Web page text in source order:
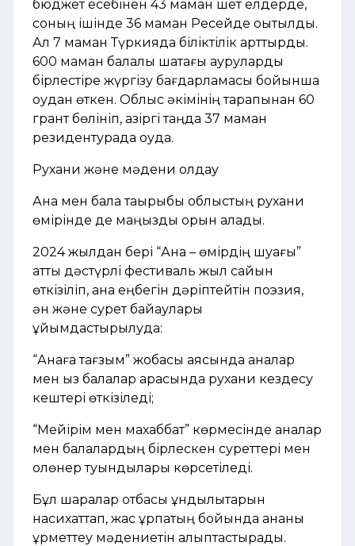
бюджет есебінен 43 маман шет елдерде,
соның ішінде 36 маман Ресейде оқытылды.
Ал 7 маман Түркияда біліктілік арттырды.
600 маман балалық шақтағы ауруларды
бірлестіре жүргізу бағдарламасы бойынша
оқудан өткен. Облыс әкімінің тарапынан 60
грант бөлініп, қазіргі таңда 37 маман
резидентурада оқуда.
Рухани және мәдени қолдау
Ана мен бала тақырыбы облыстың рухани
өмірінде де маңызды орын алады.
2024 жылдан бері “Ана – өмірдің шуағы”
атты дәстүрлі фестиваль жыл сайын
өткізіліп, ана еңбегін дәріптейтін поэзия,
ән және сурет байқаулары
ұйымдастырылуда:
“Анаға тағзым” жобасы аясында аналар
мен қыз балалар арасында рухани кездесу
кештері өткізіледі;
“Мейірім мен махаббат” көрмесінде аналар
мен балалардың бірлескен суреттері мен
қолөнер туындылары көрсетіледі.
Бұл шаралар отбасы құндылықтарын
насихаттап, жас ұрпақтың бойында ананы
құрметтеу мәдениетін қалыптастырады.